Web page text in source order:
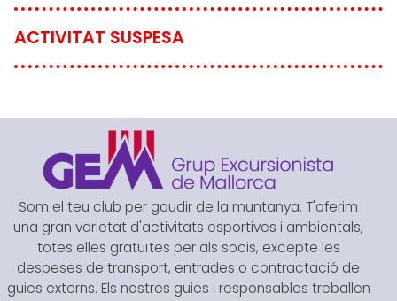
ACTIVITAT SUSPESA
Som el teu club per gaudir de la muntanya. T'oferim
una gran varietat d'activitats esportives i ambientals,
totes elles gratuïtes per als socis, excepte les
despeses de transport, entrades o contractació de
guies externs. Els nostres guies i responsables treballen